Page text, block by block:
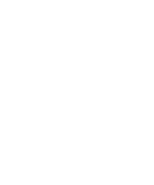
交易確認頁面所載為準。
審核未通過，訂單將自動取
大哥付你分期系統評分，恕無
／台灣大直營門市／銀行轉